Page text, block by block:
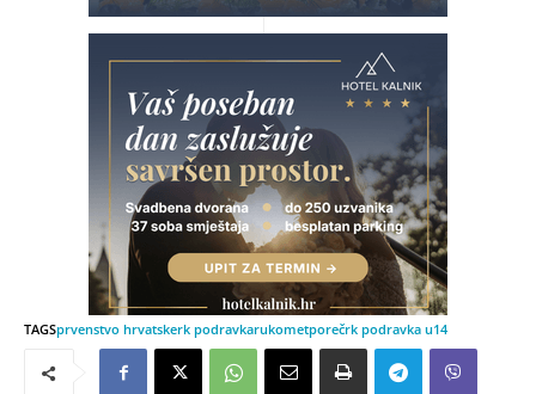
TAGSprvenstvo hrvatskerk podravkarukometporečrk podravka u14